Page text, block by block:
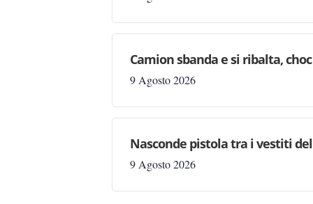
Camion sbanda e si ribalta,
9 Agosto 2026
Nasconde pistola tra i vestiti
9 Agosto 2026